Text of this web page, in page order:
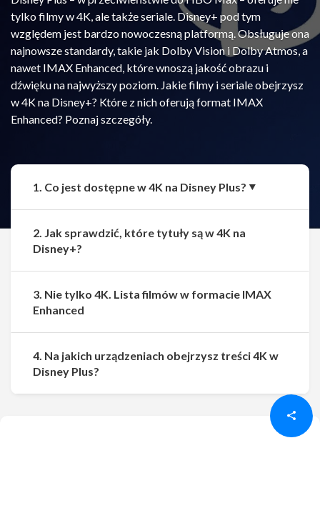
tylko filmy w 4K, ale także seriale. Disney+ pod tym
względem jest bardzo nowoczesną platformą. Obsługuje ona
najnowsze standardy, takie jak Dolby Vision i Dolby Atmos, a
nawet IMAX Enhanced, które wnoszą jakość obrazu i
dźwięku na najwyższy poziom. Jakie filmy i seriale obejrzysz
w 4K na Disney+? Które z nich oferują format IMAX
Enhanced? Poznaj szczegóły.
1. Co jest dostępne w 4K na Disney Plus?
2. Jak sprawdzić, które tytuły są w 4K na
Disney+?
3. Nie tylko 4K. Lista filmów w formacie IMAX
Enhanced
4. Na jakich urządzeniach obejrzysz treści 4K w
Disney Plus?